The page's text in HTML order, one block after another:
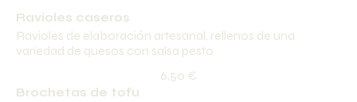
Ravioles caseros
Ravioles de elaboración artesanal, rellenos de una
variedad de quesos con salsa pesto
6,50 €
Brochetas de tofu